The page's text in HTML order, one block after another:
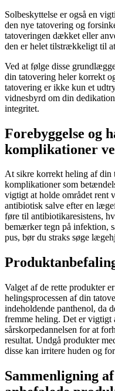
Solbeskyttelse er også en
den nye tatovering og
tatoveringen dækket eller
den er helet tilstrækkeligt til
Ved at følge disse
din tatovering heler korrekt
tatovering er ikke kun et
vidnesbyrd om din
integritet.
Forebyggelse og
komplikationer
At sikre korrekt heling af din
komplikationer som
vigtigt at holde området rent
antibiotisk salve efter en
føre til antibiotikaresistens,
bemærker tegn på infektion,
pus, bør du straks søge
Valget af de rette produkter
helingsprocessen af din
indeholdende panthenol, da
fremme heling. Det er vigtigt
sårskorpedannelsen for at
resultat. Undgå produkter
disse kan irritere huden og
Sammenligning